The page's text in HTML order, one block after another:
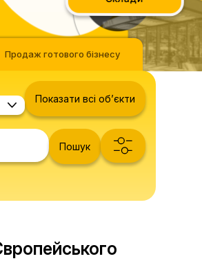
Продаж готового бізнесу
Показати всі обʼєкти
Пошук